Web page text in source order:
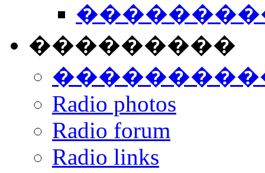
���������
Radio photos
Radio forum
Radio links